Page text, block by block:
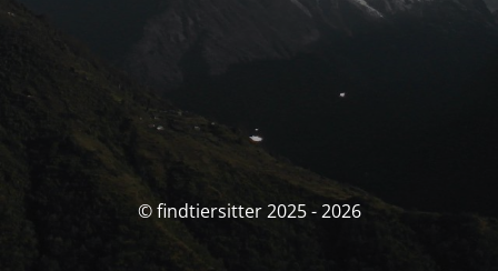
© findtiersitter 2025 - 2026